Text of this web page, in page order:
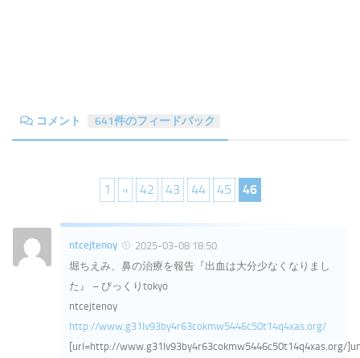
コメント 641件のフィードバック
1 « 42 43 44 45 46
ntcejtenoy
2025-03-08 18:50
堀ちえみ、鼻の治療を報告『出血は大分少なくなりまし
た』 – びっくりtokyo
ntcejtenoy
http://www.g31lv93by4r63cokmw5446c50t14q4xas.org/
[url=http://www.g31lv93by4r63cokmw5446c50t14q4xas.org/